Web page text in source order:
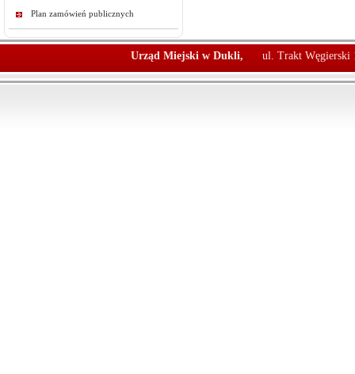
Plan zamówień publicznych
Urząd Miejski w Dukli, ul. Trakt Węgierski